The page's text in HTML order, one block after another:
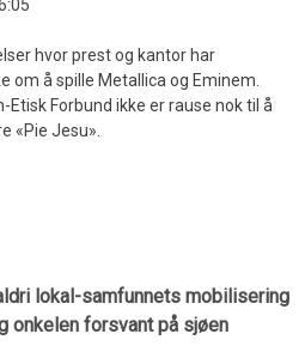
hvor prest og kantor har
å spille Metallica og Eminem.
Forbund ikke er rause nok til å
«Pie Jesu».
lokal-samfunnets mobilisering
onkelen forsvant på sjøen